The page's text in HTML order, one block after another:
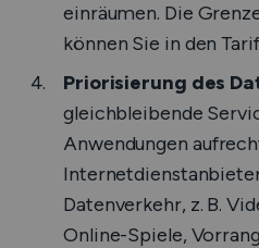
einräumen. Die
können Sie in den
Priorisierung des
gleichbleibende
Anwendungen
Datenverkehr, z. B.
Online-Spiele,